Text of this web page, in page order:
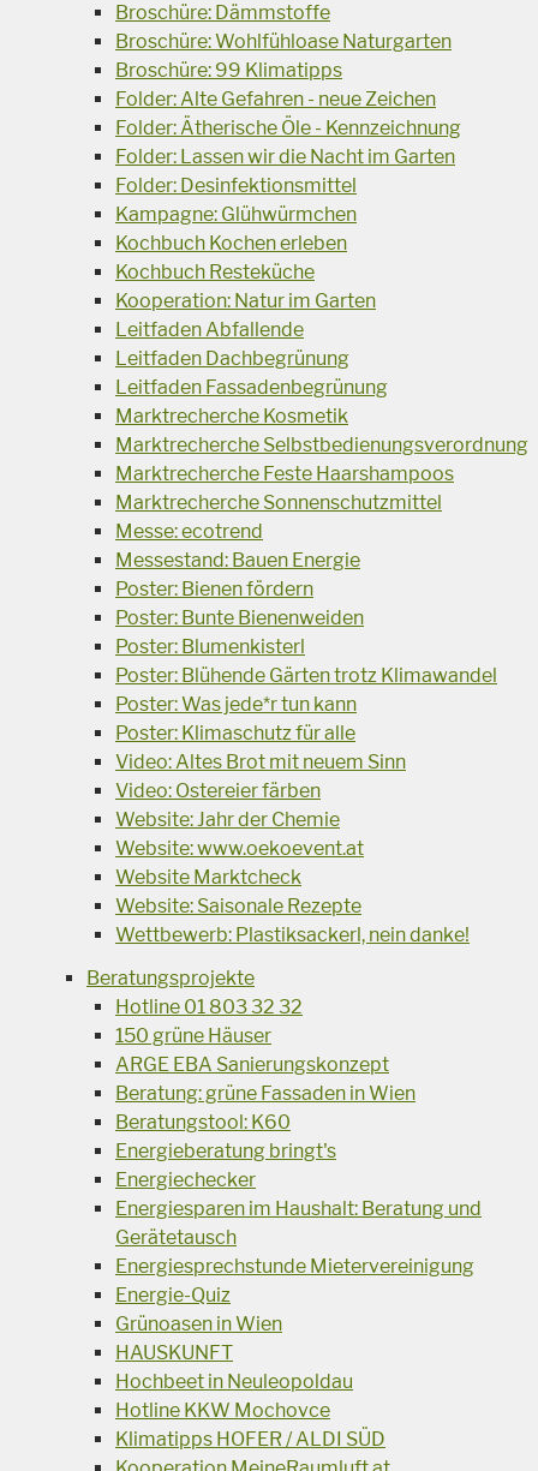
Broschüre: Dämmstoffe
Broschüre: Wohlfühloase Naturgarten
Broschüre: 99 Klimatipps
Folder: Alte Gefahren - neue Zeichen
Folder: Ätherische Öle - Kennzeichnung
Folder: Lassen wir die Nacht im Garten
Folder: Desinfektionsmittel
Kampagne: Glühwürmchen
Kochbuch Kochen erleben
Kochbuch Resteküche
Kooperation: Natur im Garten
Leitfaden Abfallende
Leitfaden Dachbegrünung
Leitfaden Fassadenbegrünung
Marktrecherche Kosmetik
Marktrecherche Selbstbedienungsverordnung
Marktrecherche Feste Haarshampoos
Marktrecherche Sonnenschutzmittel
Messe: ecotrend
Messestand: Bauen Energie
Poster: Bienen fördern
Poster: Bunte Bienenweiden
Poster: Blumenkisterl
Poster: Blühende Gärten trotz Klimawandel
Poster: Was jede*r tun kann
Poster: Klimaschutz für alle
Video: Altes Brot mit neuem Sinn
Video: Ostereier färben
Website: Jahr der Chemie
Website: www.oekoevent.at
Website Marktcheck
Website: Saisonale Rezepte
Wettbewerb: Plastiksackerl, nein danke!
Beratungsprojekte
Hotline 01 803 32 32
150 grüne Häuser
ARGE EBA Sanierungskonzept
Beratung: grüne Fassaden in Wien
Beratungstool: K60
Energieberatung bringt's
Energiechecker
Energiesparen im Haushalt: Beratung und
Gerätetausch
Energiesprechstunde Mietervereinigung
Energie-Quiz
Grünoasen in Wien
HAUSKUNFT
Hochbeet in Neuleopoldau
Hotline KKW Mochovce
Klimatipps HOFER / ALDI SÜD